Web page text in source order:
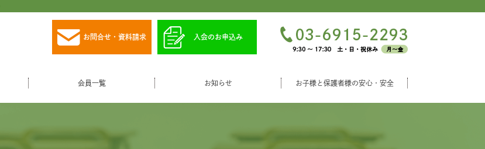
お問合せ・資料請求 入会のお申込み
会員一覧 お知らせ お子様と保護者様の安心・安全